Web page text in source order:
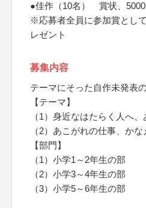
●佳作（10名） 賞状、5000
※応募者全員に参加賞とし
レゼント
募集内容
テーマにそった自作未発表
【テーマ】
（1）身近なはたらく人へ、
（2）あこがれの仕事、か
【部門】
（1）小学1～2年生の部
（2）小学3～4年生の部
（3）小学5～6年生の部